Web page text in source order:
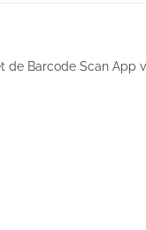
Barcode Scan App